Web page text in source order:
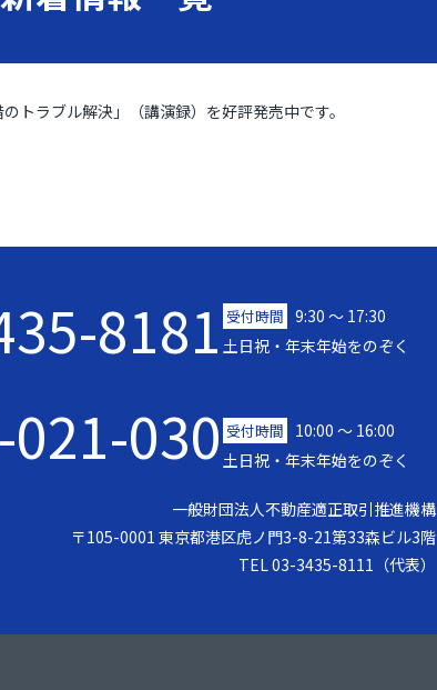
ラブル解決」（講演録）を好評発売中です。
8181 受付時間 9:30 〜 17:30
土日祝・年末年始をのぞく
030 受付時間
10:00 ～ 16:00
土日祝・年末年始をのぞく
一般財団法人不動産適正取引推進機構
〒105-0001 東京都港区虎ノ門3-8-21第33森ビル3階
TEL 03-3435-8111（代表）